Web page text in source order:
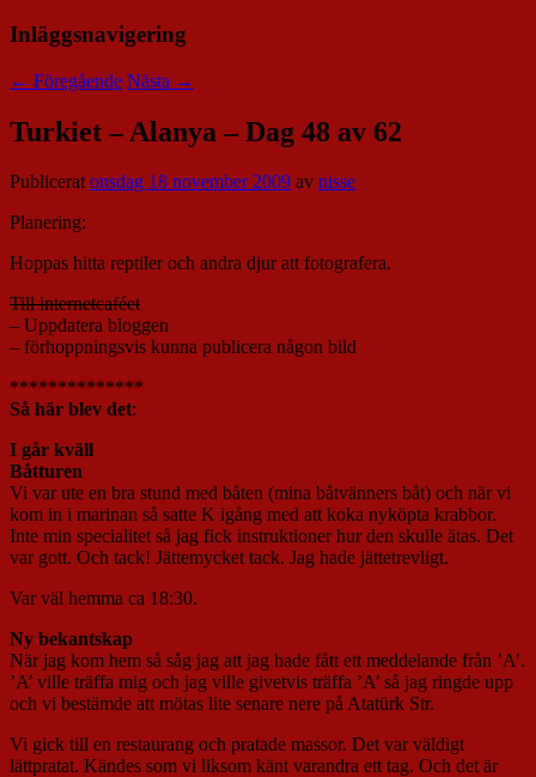
Inläggsnavigering
← Föregående Nästa →
Turkiet – Alanya – Dag 48 av 62
Publiceratonsdag 18 november 2009 av nisse
Planering:
Hoppas hitta reptiler och andra djur att fotografera.
Till internetcaféet
– Uppdatera bloggen
– förhoppningsvis kunna publicera någon bild
**************
Så här blev det:
I går kväll
Båtturen
Vi var ute en bra stund med båten (mina båtvänners båt) och när vi
kom in i marinan så satte K igång med att koka nyköpta krabbor.
Inte min specialitet så jag fick instruktioner hur den skulle ätas. Det
var gott. Och tack! Jättemycket tack. Jag hade jättetrevligt.
Var väl hemma ca 18:30.
Ny bekantskap
När jag kom hem så såg jag att jag hade fått ett meddelande från ’A’.
’A’ ville träffa mig och jag ville givetvis träffa ’A’ så jag ringde upp
och vi bestämde att mötas lite senare nere på Atatürk Str.
Vi gick till en restaurang och pratade massor. Det var väldigt
lättpratat. Kändes som vi liksom känt varandra ett tag. Och det är